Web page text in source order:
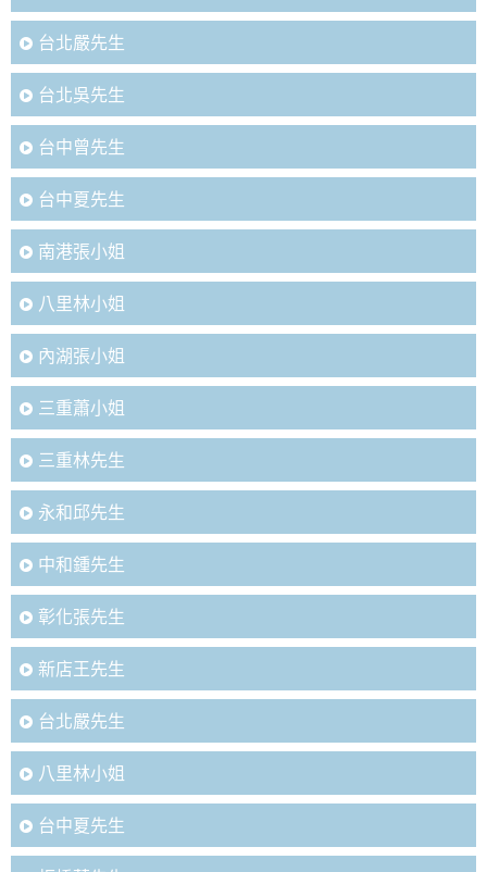
台北嚴先生
台北吳先生
台中曾先生
台中夏先生
南港張小姐
八里林小姐
內湖張小姐
三重蕭小姐
三重林先生
永和邱先生
中和鍾先生
彰化張先生
新店王先生
台北嚴先生
八里林小姐
台中夏先生